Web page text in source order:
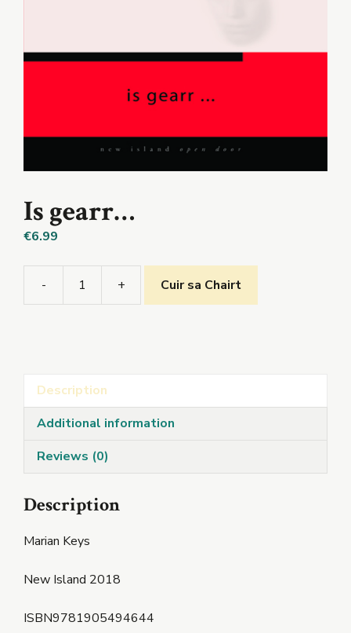
Is gearr…
€6.99
- + Cuir sa Chairt
Description
Additional information
Reviews (0)
Description
Marian Keys
New Island 2018
ISBN9781905494644